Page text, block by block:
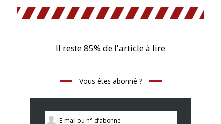
Il reste 85% de l'article à lire
Vous êtes abonné ?